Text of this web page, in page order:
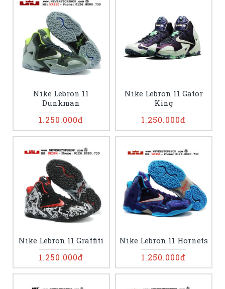
Nike Lebron 11
Dunkman
1.250.000đ
Nike Lebron 11 Gator
King
1.250.000đ
Nike Lebron 11 Graffiti
1.250.000đ
Nike Lebron 11 Hornets
1.250.000đ